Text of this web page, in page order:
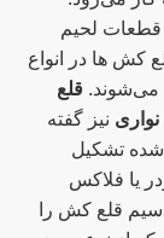
قطعات لحیم
کش ها در انواع
می‌شوند. قلع
نیز گفته
تشکیل
یا فلاکس
قلع کش را